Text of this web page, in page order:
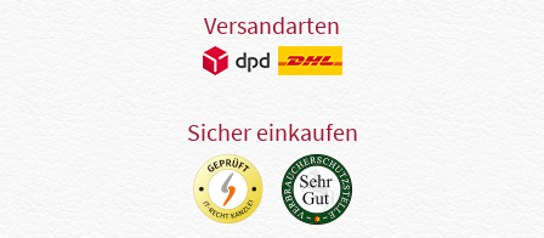
Versandarten
Sicher einkaufen